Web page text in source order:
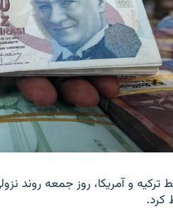
ترکیه و آمریکا، روز جمعه روند